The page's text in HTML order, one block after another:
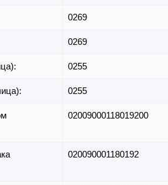
0269
0269
0255
0255
02009000118019200
020090001180192